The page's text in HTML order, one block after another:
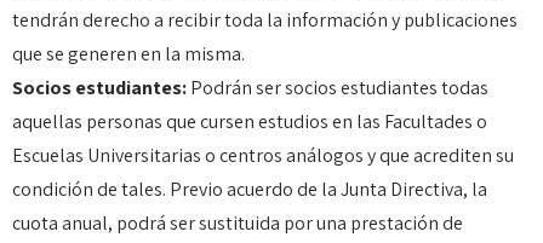
tendrán derecho a recibir toda la información y publicaciones
que se generen en la misma.
Socios estudiantes:Podrán ser socios estudiantes todas
aquellas personas que cursen estudios en las Facultades o
Escuelas Universitarias o centros análogos y que acrediten su
condición de tales. Previo acuerdo de la Junta Directiva, la
cuota anual, podrá ser sustituida por una prestación de